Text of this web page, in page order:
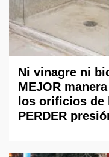
Ni vinagre ni
MEJOR
los orificios de
PERDER